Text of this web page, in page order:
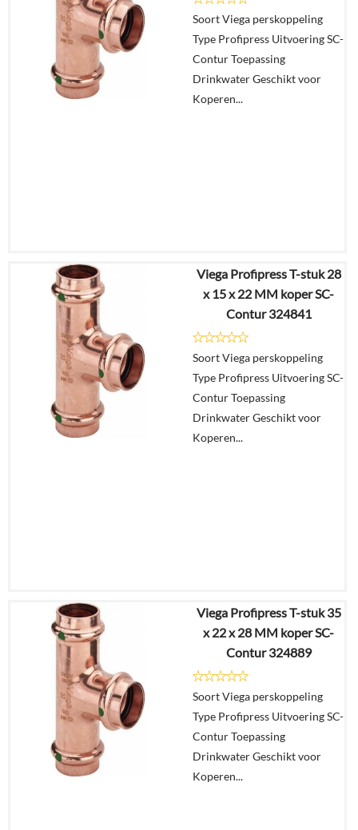
Soort Viega perskoppeling
Type Profipress Uitvoering SC-
Contur Toepassing
Drinkwater Geschikt voor
Koperen...
€8,92
€6,95
In
Viega Profipress T-stuk 28
x 15 x 22 MM koper SC-
Contur 324841
Soort Viega perskoppeling
Type Profipress Uitvoering SC-
Contur Toepassing
Drinkwater Geschikt voor
Koperen...
€28,33
€22,10
In
Viega Profipress T-stuk 35
x 22 x 28 MM koper SC-
Contur 324889
Soort Viega perskoppeling
Type Profipress Uitvoering SC-
Contur Toepassing
Drinkwater Geschikt voor
Koperen...